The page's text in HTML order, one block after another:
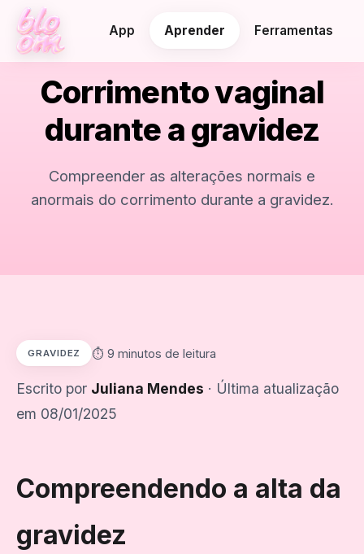
App Aprender Ferramentas
Corrimento vaginal
durante a gravidez
Compreender as alterações normais e
anormais do corrimento durante a gravidez.
GRAVIDEZ ⏱️ 9 minutos de leitura
Escrito por Juliana Mendes · Última atualização
em 08/01/2025
Compreendendo a alta da
gravidez